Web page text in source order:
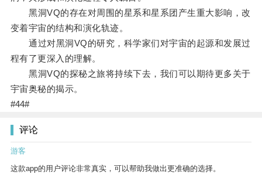
黑洞VQ的存在对周围的星系和星系团产生重大影响，改
变着宇宙的结构和演化轨迹。
通过对黑洞VQ的研究，科学家们对宇宙的起源和发展过
程有了更深入的理解。
黑洞VQ的探秘之旅将持续下去，我们可以期待更多关于
宇宙奥秘的揭示。
#44#
评论
游客
这款app的用户评论非常真实，可以帮助我做出更准确的选择。